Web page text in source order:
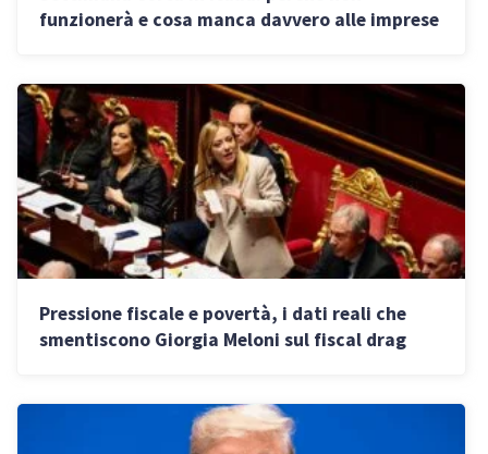
funzionerà e cosa manca davvero alle imprese
Pressione fiscale e povertà, i dati reali che
smentiscono Giorgia Meloni sul fiscal drag